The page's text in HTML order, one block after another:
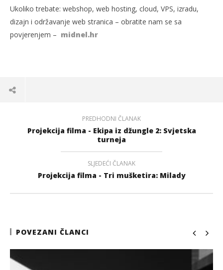
Ukoliko trebate: webshop, web hosting, cloud, VPS, izradu,
dizajn i održavanje web stranica – obratite nam se sa
povjerenjem – midnel.hr
PREDHODNI ČLANAK
Projekcija filma - Ekipa iz džungle 2: Svjetska
turneja
SLJEDEĆI ČLANAK
Projekcija filma - Tri mušketira: Milady
POVEZANI ČLANCI